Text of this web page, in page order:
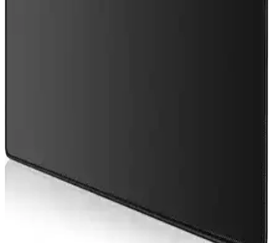
sınırlıyor.
Juo GT RGB Gaming Notebook Soğutucu Yüksek
Performans ve Estetik Özellikler
Juo GT RGB Gaming Notebook Soğutucu, yüksek performanslı
fanlar, estetik RGB LED ışıklar ve ergonomik tasarımıyla
bilgisayarlarınızın aşırı ısınmasını engeller, sistem stabilitesini artırır.